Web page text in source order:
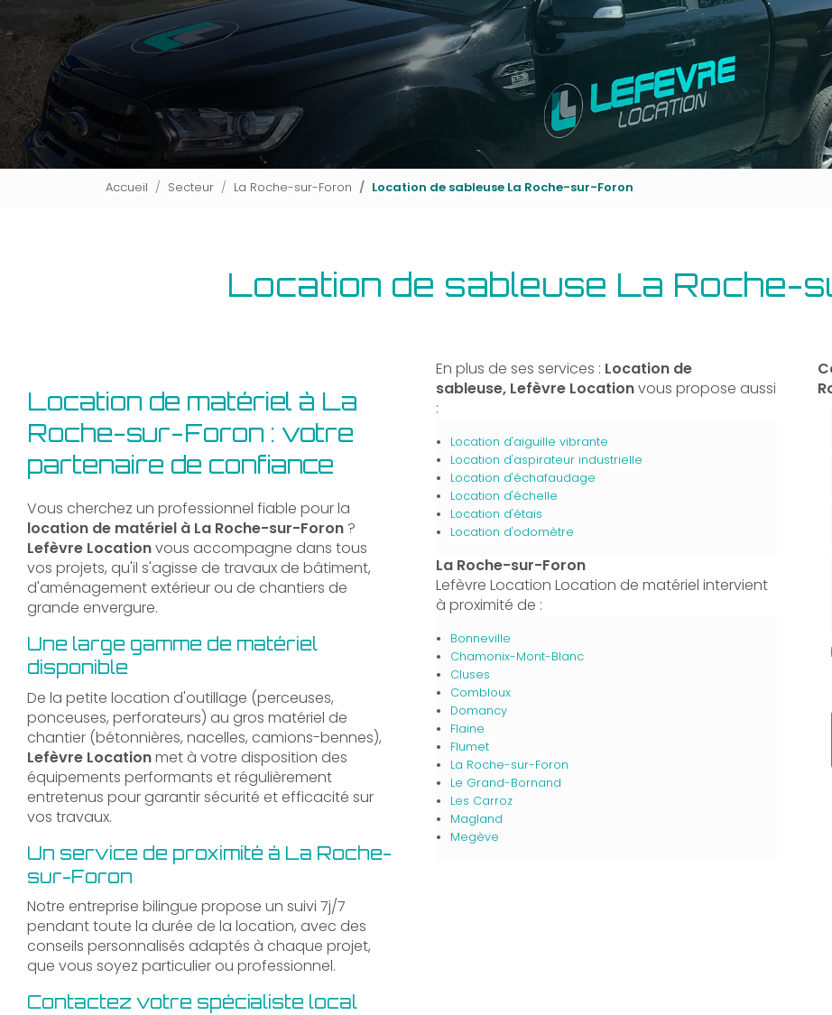
Accueil Secteur La Roche-sur-Foron Location de sableuse La Roche-sur-Foron
Location de sableuse La Roche-
Location de matériel à La
Roche-sur-Foron : votre
partenaire de confiance
Vous cherchez un professionnel fiable pour la
location de matériel à La Roche-sur-Foron ?
Lefèvre Locationvous accompagne dans tous
vos projets, qu'il s'agisse de travaux de bâtiment,
d'aménagement extérieur ou de chantiers de
grande envergure.
Une large gamme de matériel
disponible
De la petite location d'outillage (perceuses,
ponceuses, perforateurs) au gros matériel de
chantier (bétonnières, nacelles, camions-bennes),
Lefèvre Locationmet à votre disposition des
équipements performants et régulièrement
entretenus pour garantir sécurité et efficacité sur
vos travaux.
Un service de proximité à La Roche-
sur-Foron
Notre entreprise bilingue propose un suivi 7j/7
pendant toute la durée de la location, avec des
conseils personnalisés adaptés à chaque projet,
que vous soyez particulier ou professionnel.
Contactez votre spécialiste local
En plus de ses services : Location de
sableuse, Lefèvre Locationvous propose aussi
:
Location d'aiguille vibrante
Location d'aspirateur industrielle
Location d'échafaudage
Location d'échelle
Location d'étais
Location d'odomètre
La Roche-sur-Foron
Lefèvre Location Location de matériel intervient
à proximité de :
Bonneville
Chamonix-Mont-Blanc
Cluses
Combloux
Domancy
Flaine
Flumet
La Roche-sur-Foron
Le Grand-Bornand
Les Carroz
Magland
Megève